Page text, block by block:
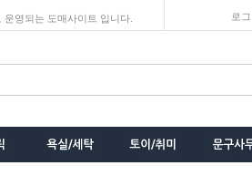
영되는 도매사이트 입니다. 로